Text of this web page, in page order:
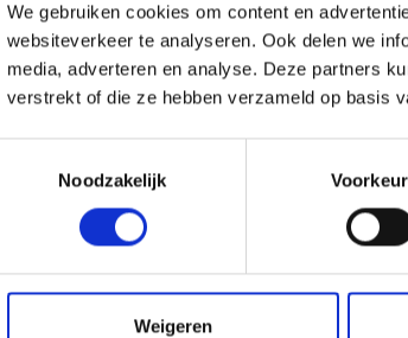
We gebruiken cookies om content en
websiteverkeer te analyseren. Ook delen we
media, adverteren en analyse. Deze partners
verstrekt of die ze hebben verzameld op basis
Noodzakelijk
Weigeren